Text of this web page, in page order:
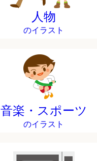
人物
のイラスト
音楽・スポーツ
のイラスト